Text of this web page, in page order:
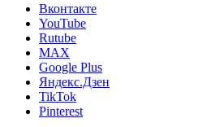
Вконтакте
YouTube
Rutube
MAX
Google Plus
Яндекс.Дзен
TikTok
Pinterest